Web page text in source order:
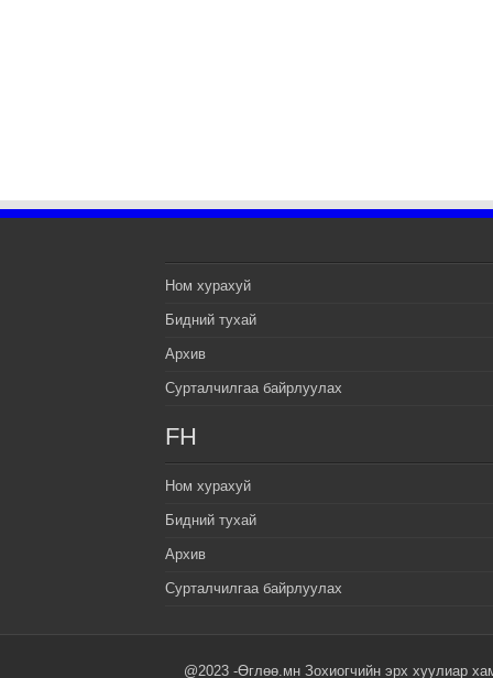
Ном хурахуй
Бидний тухай
Архив
Сурталчилгаа байрлуулах
FH
Ном хурахуй
Бидний тухай
Архив
Сурталчилгаа байрлуулах
@2023 -Өглөө.мн Зохиогчийн эрх хуулиар